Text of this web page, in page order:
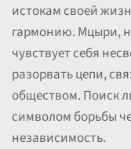
истокам своей
гармонию. Мцыри,
чувствует себя
разорвать цепи,
обществом. Поиск
символом борьбы
независимость.